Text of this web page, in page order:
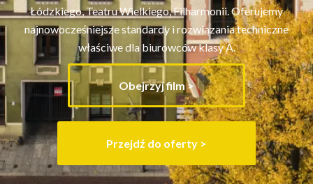
Łódzkiego, Teatru Wielkiego, Filharmonii. Oferujemy
najnowocześniejsze standardy i rozwiązania techniczne
właściwe dla biurowców klasy A.
Obejrzyj film >
Przejdź do oferty >